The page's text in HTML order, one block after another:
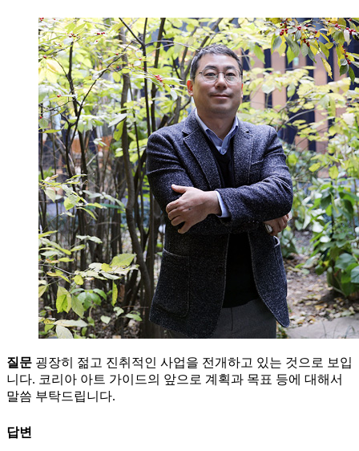
질문 굉장히 젊고 진취적인 사업을 전개하고 있는 것으로 보입
니다. 코리아 아트 가이드의 앞으로 계획과 목표 등에 대해서
말씀 부탁드립니다.
답변